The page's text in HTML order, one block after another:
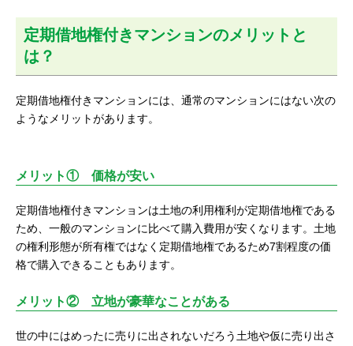
定期借地権付きマンションのメリットと
は？
定期借地権付きマンションには、通常のマンションにはない次の
ようなメリットがあります。
メリット① 価格が安い
定期借地権付きマンションは土地の利用権利が定期借地権である
ため、一般のマンションに比べて購入費用が安くなります。土地
の権利形態が所有権ではなく定期借地権であるため7割程度の価
格で購入できることもあります。
メリット② 立地が豪華なことがある
世の中にはめったに売りに出されないだろう土地や仮に売り出さ